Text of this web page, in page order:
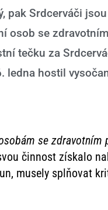
pak Srdcerváči
osob se
tečku za
hostil
se
činnost získalo
musely splňovat